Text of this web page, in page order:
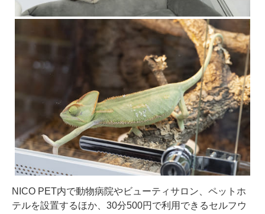
NICO PET内で動物病院やビューティサロン、ペットホ
テルを設置するほか、30分500円で利用できるセルフウ